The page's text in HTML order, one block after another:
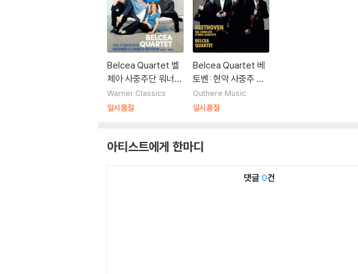
Belcea Quartet 벨
체아 사중주단 워너
전집 (Complete W
arner Classics Edit
Warner Classics
일시품절
Belcea Quartet 베
토벤: 현악 사중주 전
곡 - 벨체아 콰르텟
(Beethoven: The
Outhere Music
일시품절
아티스트에게 한마디
댓글 0건